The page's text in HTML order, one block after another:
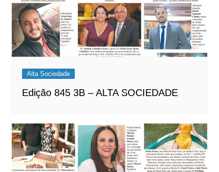
Alta Sociedade
Edição 845 3B – ALTA SOCIEDADE